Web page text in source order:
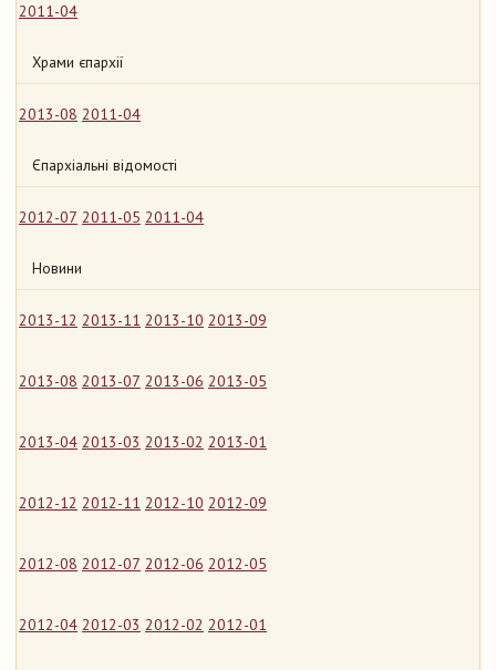
2011-04
Храми єпархії
2013-08 2011-04
Єпархіальні відомості
2012-07 2011-05 2011-04
Новини
2013-12 2013-11 2013-10 2013-09
2013-08 2013-07 2013-06 2013-05
2013-04 2013-03 2013-02 2013-01
2012-12 2012-11 2012-10 2012-09
2012-08 2012-07 2012-06 2012-05
2012-04 2012-03 2012-02 2012-01